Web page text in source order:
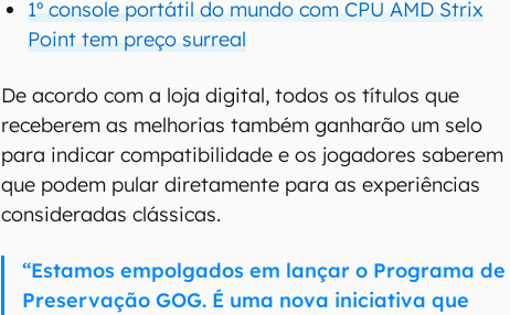
1º console portátil do mundo com CPU AMD Strix
Point tem preço surreal
De acordo com a loja digital, todos os títulos que
receberem as melhorias também ganharão um selo
para indicar compatibilidade e os jogadores saberem
que podem pular diretamente para as experiências
consideradas clássicas.
“Estamos empolgados em lançar o Programa de
Preservação GOG. É uma nova iniciativa que